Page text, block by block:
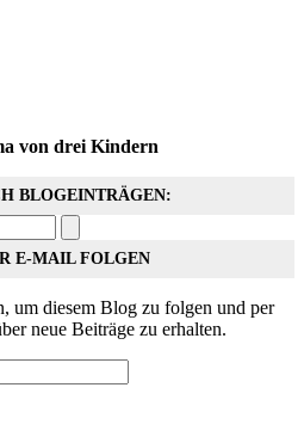
von drei Kindern
BLOGEINTRÄGEN:
E-MAIL FOLGEN
um diesem Blog zu folgen und per
neue Beiträge zu erhalten.